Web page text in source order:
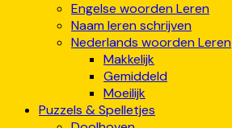
Engelse woorden Leren
Naam leren schrijven
Nederlands woorden Leren
Makkelijk
Gemiddeld
Moeilijk
Puzzels & Spelletjes